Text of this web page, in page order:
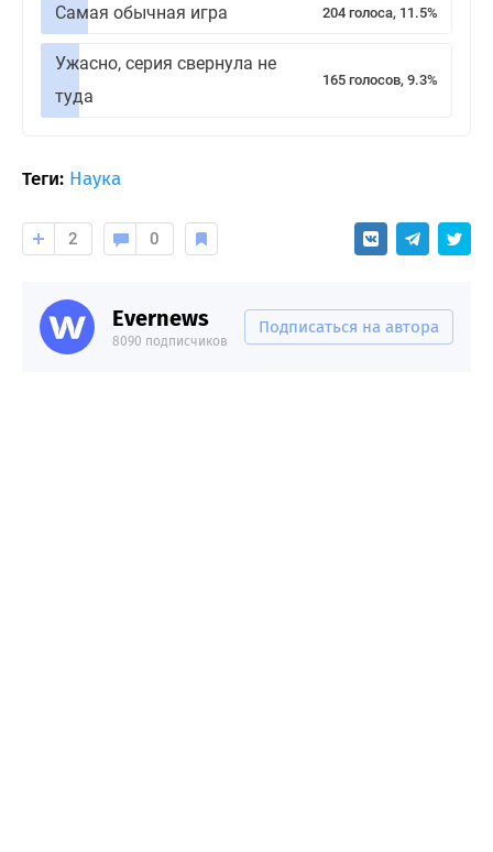
Самая обычная игра 204 голоса, 11.5%
Ужасно, серия свернула не
туда
165 голосов, 9.3%
Теги: Наука
2 0
Evernews
8090 подписчиков
Подписаться на автора